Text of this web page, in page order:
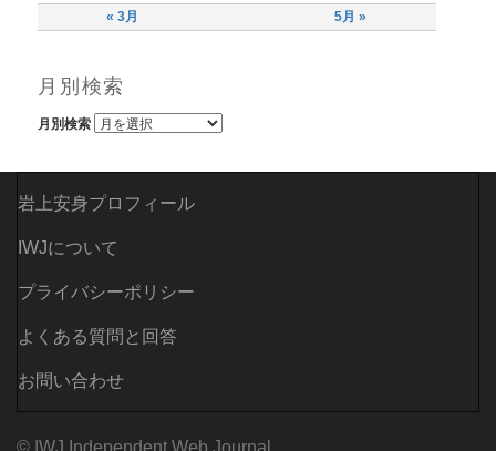
« 3月 5月 »
月別検索
月別検索
岩上安身プロフィール
IWJについて
プライバシーポリシー
よくある質問と回答
お問い合わせ